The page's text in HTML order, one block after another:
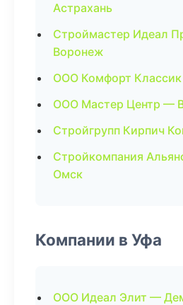
Астрахань
Строймастер Идеал
Воронеж
ООО Комфорт
ООО Мастер Центр —
Стройгрупп Кирпич
Стройкомпания
Омск
Компании в Уфа
ООО Идеал Элит —